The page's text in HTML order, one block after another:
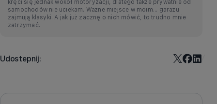
kręci się jednak wokół motoryzacji, dlatego także prywatnie od
samochodów nie uciekam. Ważne miejsce w moim... garażu
zajmują klasyki. A jak już zacznę o nich mówić, to trudno mnie
zatrzymać.
Udostepnij: